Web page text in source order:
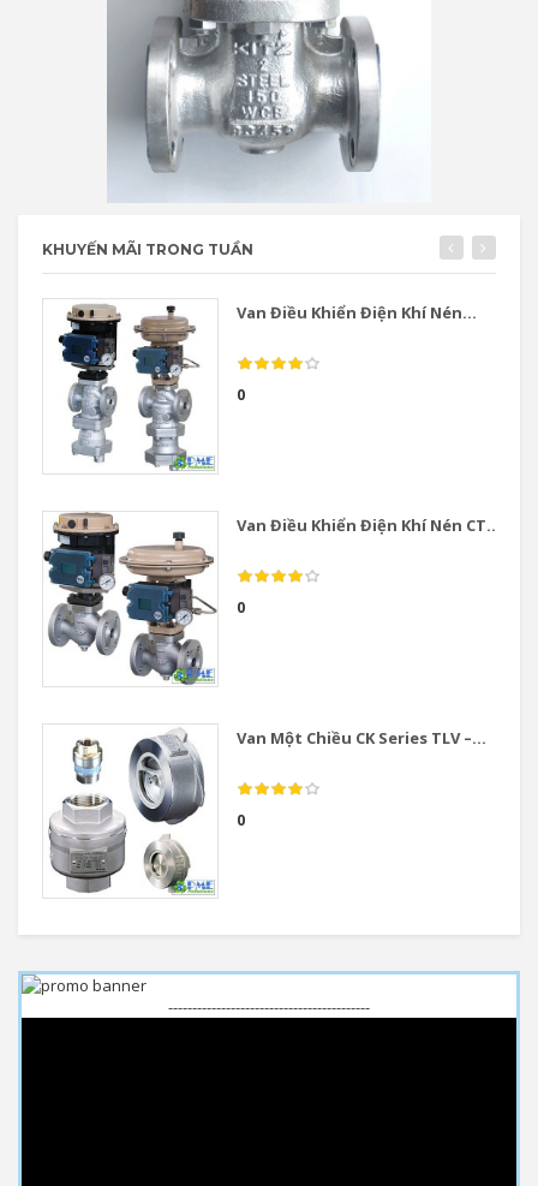
KHUYẾN MÃI TRONG TUẦN
Van Điều Khiển Điện Khí Nén...
0
Van Điều Khiển Điện Khí Nén CT...
0
Van Một Chiều CK Series TLV –...
0
------------------------------------------